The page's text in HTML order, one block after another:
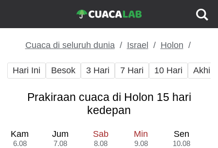
Cuaca di seluruh dunia Israel Holon
Hari Ini Besok 3 Hari 7 Hari 10 Hari Akhir
Prakiraan cuaca di Holon 15 hari
kedepan
Kam
6.08
Jum
7.08
Sab
8.08
Min
9.08
Sen
10.08